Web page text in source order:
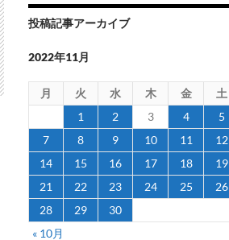
投稿記事アーカイブ
2022年11月
月 火 水 木 金 土
1
2 3 4 5
7
8 9 10 11 12
14
15 16 17 18 19
21
22 23 24 25 26
28
29
30
« 10月